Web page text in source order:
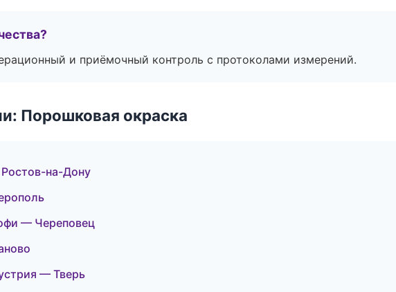
и приёмочный контроль с протоколами измерений.
Порошковая окраска
на-Дону
— Череповец
— Тверь